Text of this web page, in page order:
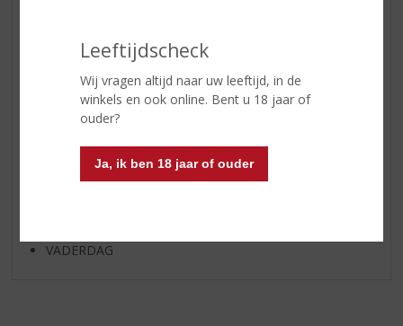
Leeftijdscheck
Wij vragen altijd naar uw leeftijd, in de
winkels en ook online. Bent u 18 jaar of
ouder?
Ja, ik ben 18 jaar of ouder
FRISDRANK
GESCHENKVERPAKKING
(RELATIE)GESCHENKEN
DIVERSEN
ALCOHOLVRIJE DRANKEN
VADERDAG